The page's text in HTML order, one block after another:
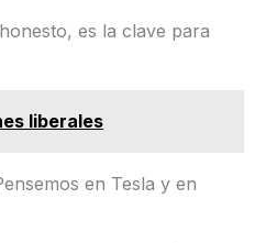
es la clave para
liberales
en Tesla y en